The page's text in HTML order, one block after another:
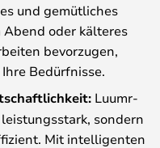
und gemütliches
oder kälteres
bevorzugen,
Bedürfnisse.
Luumr-
sondern
Mit intelligenten